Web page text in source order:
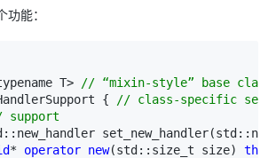
能：
T> // “mixin-style” base
{ // class-specific
support
* operator new(std::size_t size)